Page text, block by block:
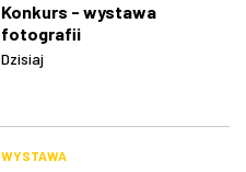
Konkurs - wystawa
fotografii
Dzisiaj
WYSTAWA